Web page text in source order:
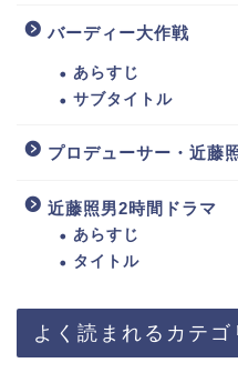
バーディー大作戦
あらすじ
サブタイトル
プロデューサー・近藤
近藤照男2時間ドラマ
あらすじ
タイトル
よく読まれるカテゴ